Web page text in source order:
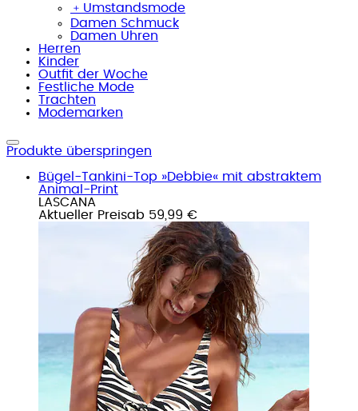
﹢ Umstandsmode
Damen Schmuck
Damen Uhren
Herren
Kinder
Outfit der Woche
Festliche Mode
Trachten
Modemarken
Produkte überspringen
Bügel-Tankini-Top »Debbie« mit abstraktem
Animal-Print
LASCANA
Aktueller Preisab 59,99 €